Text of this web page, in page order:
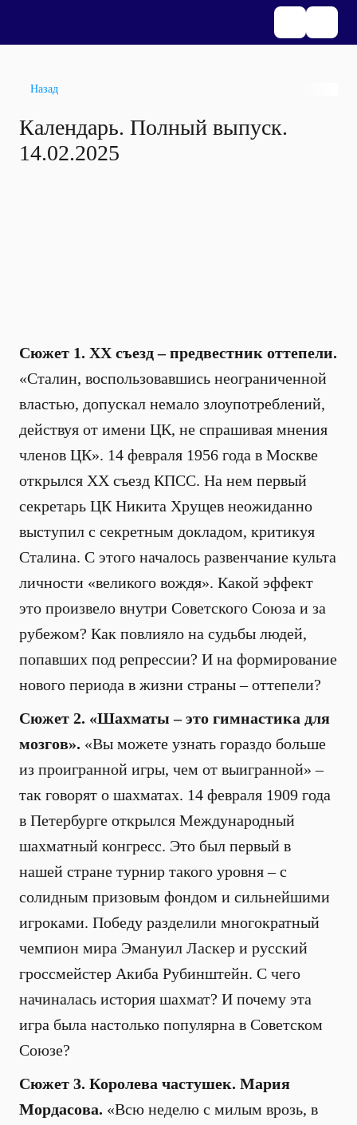
Назад
Календарь. Полный выпуск.
14.02.2025
Сюжет 1. ХХ съезд – предвестник оттепели.
«Сталин, воспользовавшись неограниченной
властью, допускал немало злоупотреблений,
действуя от имени ЦК, не спрашивая мнения
членов ЦК». 14 февраля 1956 года в Москве
открылся XX съезд КПСС. На нем первый
секретарь ЦК Никита Хрущев неожиданно
выступил с секретным докладом, критикуя
Сталина. С этого началось развенчание культа
личности «великого вождя». Какой эффект
это произвело внутри Советского Союза и за
рубежом? Как повлияло на судьбы людей,
попавших под репрессии? И на формирование
нового периода в жизни страны – оттепели?
Сюжет 2. «Шахматы – это гимнастика для
мозгов». «Вы можете узнать гораздо больше
из проигранной игры, чем от выигранной» –
так говорят о шахматах. 14 февраля 1909 года
в Петербурге открылся Международный
шахматный конгресс. Это был первый в
нашей стране турнир такого уровня – с
солидным призовым фондом и сильнейшими
игроками. Победу разделили многократный
чемпион мира Эмануил Ласкер и русский
гроссмейстер Акиба Рубинштейн. С чего
начиналась история шахмат? И почему эта
игра была настолько популярна в Советском
Союзе?
Сюжет 3. Королева частушек. Мария
Мордасова. «Всю неделю с милым врозь, в